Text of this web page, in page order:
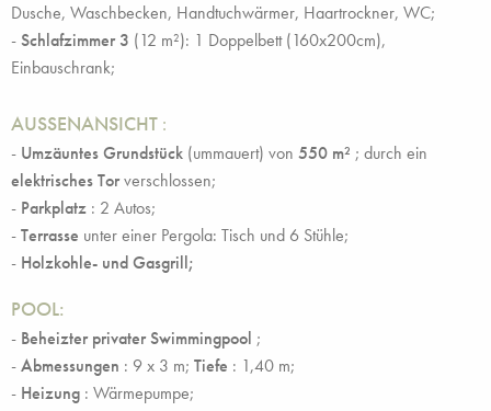
Dusche, Waschbecken, Handtuchwärmer, Haartrockner, WC;
-Schlafzimmer 3 (12 m²): 1 Doppelbett (160x200cm),
Einbauschrank;
AUSSENANSICHT :
- Umzäuntes Grundstück (ummauert) von 550 m² ; durch ein
elektrisches Torverschlossen;
- Parkplatz : 2 Autos;
-Terrasse unter einer Pergola: Tisch und 6 Stühle;
- Holzkohle- und Gasgrill;
POOL:
- Beheizter privater Swimmingpool ;
-Abmessungen : 9 x 3 m; Tiefe : 1,40 m;
- Heizung : Wärmepumpe;